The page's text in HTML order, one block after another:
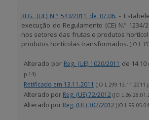
REG. (UE) N.º 543/2011 de 07.06. -
execução do Regulamento (CE) N.º 1234/
nos setores das frutas e produtos
produtos hortícolas transformados. (JO L
Alterado por Reg. (UE) 1020/2011 de 14.10
p.14)
Retificado em 13.11.2011 (JO L 299 13.11.2011
Alterado por Reg. (UE) 72/2012 (JO L 26
Alterado por Reg. (UE) 302/2012 (JO L 99